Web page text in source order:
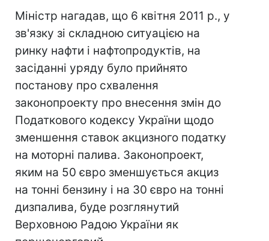
Міністр нагадав, що 6 квітня 2011 р., у
зв'язку зі складною ситуацією на
ринку нафти і нафтопродуктів, на
засіданні уряду було прийнято
постанову про схвалення
законопроекту про внесення змін до
Податкового кодексу України щодо
зменшення ставок акцизного податку
на моторні палива. Законопроект,
яким на 50 євро зменшується акциз
на тонні бензину і на 30 євро на тонні
дизпалива, буде розглянутий
Верховною Радою України як